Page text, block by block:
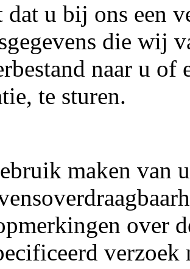
dat u bij ons een
die wij
naar u of
te sturen.
maken van
over
verzoek